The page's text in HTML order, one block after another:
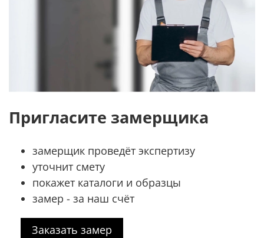
Пригласите замерщика
замерщик проведёт экспертизу
уточнит смету
покажет каталоги и образцы
замер - за наш счёт
Заказать замер